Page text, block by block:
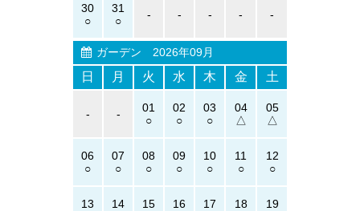
30 31 - - - - -
ガーデン 2026年09月
日 月 火 水 木 金 土
- - 01 02 03 04 05
06 07 08 09 10 11 12
13 14 15 16 17 18 19